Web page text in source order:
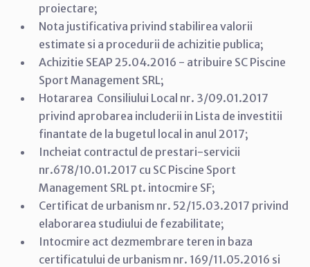
proiectare;
Nota justificativa privind stabilirea valorii
estimate si a procedurii de achizitie publica;
Achizitie SEAP 25.04.2016 - atribuire SC Piscine
Sport Management SRL;
Hotararea Consiliului Local nr. 3/09.01.2017
privind aprobarea includerii in Lista de investitii
finantate de la bugetul local in anul 2017;
Incheiat contractul de prestari-servicii
nr.678/10.01.2017 cu SC Piscine Sport
Management SRL pt. intocmire SF;
Certificat de urbanism nr. 52/15.03.2017 privind
elaborarea studiului de fezabilitate;
Intocmire act dezmembrare teren in baza
certificatului de urbanism nr. 169/11.05.2016 si